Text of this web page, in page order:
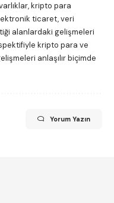
kripto para
ticaret, veri
alanlardaki gelişmeleri
kripto para ve
anlaşılır biçimde
Yorum Yazın